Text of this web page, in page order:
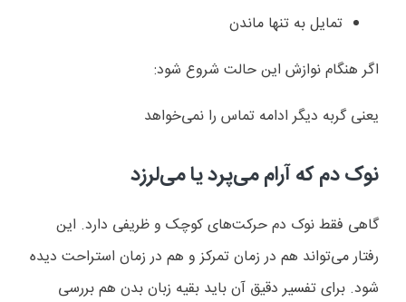
تمایل به تنها ماندن
اگر هنگام نوازش این حالت شروع شود:
یعنی گربه دیگر ادامه تماس را نمی‌خواهد
نوک دم که آرام می‌پرد یا می‌لرزد
گاهی فقط نوک دم حرکت‌های کوچک و ظریفی دارد. این
رفتار می‌تواند هم در زمان تمرکز و هم در زمان استراحت دیده
شود. برای تفسیر دقیق آن باید بقیه زبان بدن هم بررسی